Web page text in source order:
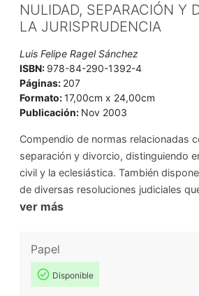
NULIDAD, SEPARACIÓN Y
LA JURISPRUDENCIA
Luis Felipe Ragel Sánchez
ISBN: 978-84-290-1392-4
Páginas: 207
Formato:17,00cm x 24,00cm
Publicación: Nov 2003
Compendio de normas relacionadas
separación y divorcio, distinguiendo
civil y la eclesiástica. También
de diversas resoluciones judiciales
ver más
Papel
Disponible